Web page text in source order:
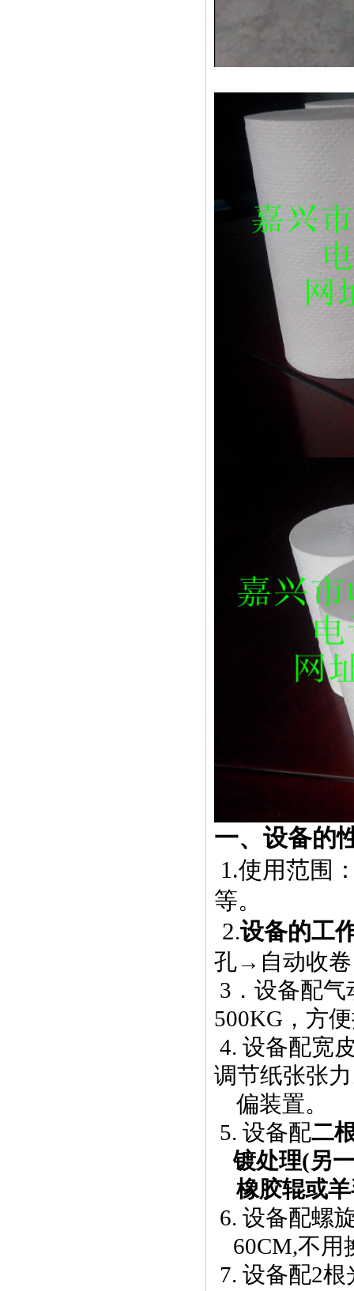
一、设备的
1.使用范围
等。
2.设备的工
孔→自动收
3．设备配
500KG，方
4. 设备配宽
调节纸张张
偏装置。
5. 设备配二
镀处理(另
橡胶辊或羊
6. 设备配螺
60CM,不用
7. 设备配2